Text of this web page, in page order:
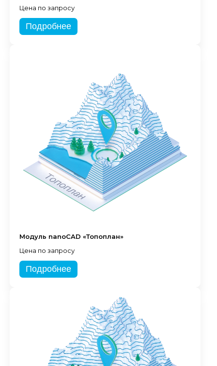
Цена по запросу
Подробнее
Модуль nanoCAD «Топоплан»
Цена по запросу
Подробнее